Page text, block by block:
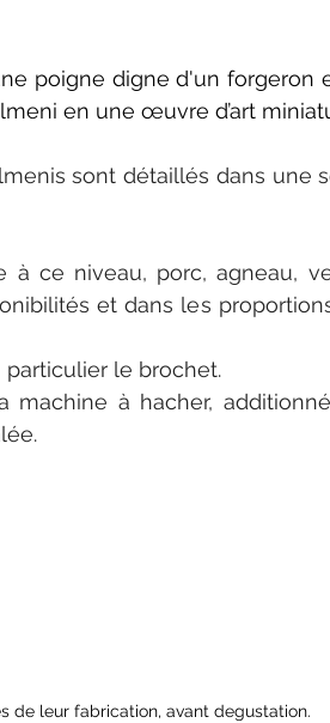
poigne digne d'un forgeron
en une œuvre d’art
sont détaillés dans une
à ce niveau, porc, agneau,
et dans les
le brochet.
à hacher,
de leur fabrication, avant degustation.